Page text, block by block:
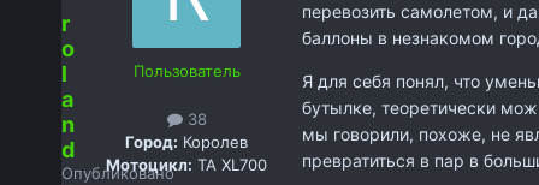
r
o
l
a
n
d
Опубликовано
Пользователь
38
Город: Королев
Мотоцикл: TA XL700
перевозить самолетом, и
баллоны в незнакомом
Я для себя понял, что
бутылке, теоретически
мы говорили, похоже, не
превратиться в пар в